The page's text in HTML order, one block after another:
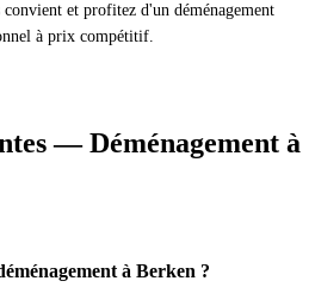
et profitez d'un déménagement
à prix compétitif.
— Déménagement à
à Berken ?